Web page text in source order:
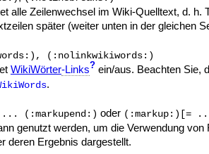
alle Zeilenwechsel im Wiki-Quelltext, d. h.
später (weiter unten in der gleichen
(:nolinkwikiwords:)
WikiWörter-Links? ein/aus. Beachten Sie,
.
(:markupend:) oder (:markup:) [=
genutzt werden, um die Verwendung
deren Ergebnis dargestellt.